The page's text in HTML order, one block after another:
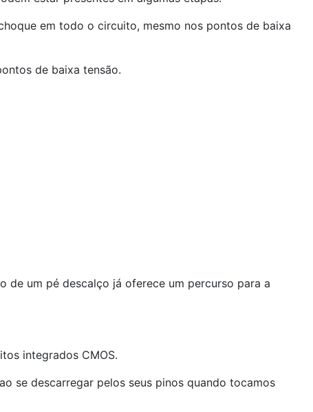
em todo o circuito, mesmo nos pontos de baixa
de baixa tensão.
de um pé descalço já oferece um percurso para a
integrados CMOS.
se descarregar pelos seus pinos quando tocamos